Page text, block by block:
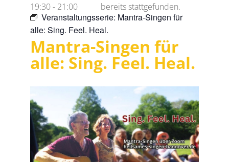
19:30- 21:00
bereits stattgefunden.
Veranstaltungsserie: Mantra-Singen für
alle: Sing. Feel. Heal.
Mantra-Singen für
alle: Sing. Feel. Heal.